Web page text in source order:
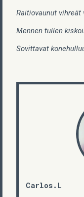
Raitiovaunut
Mennen tullen
Sovittavat
Carlos.L